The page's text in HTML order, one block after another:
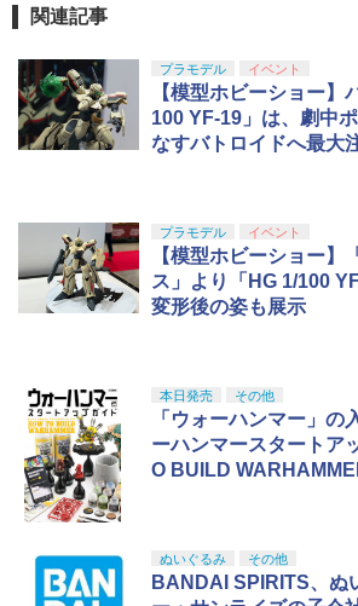
関連記事
プラモデル イベント
【模型ホビーショー】
100 YF-19」は、劇中
なすバトロイドへ最大
プラモデル イベント
【模型ホビーショー】
ス」より「HG 1/100
変形後の姿も展示
本日発売 その他
「ウォーハンマー」の
ーハンマースタートア
O BUILD
ぬいぐるみ その他
BANDAI SPIRITS、ぬ